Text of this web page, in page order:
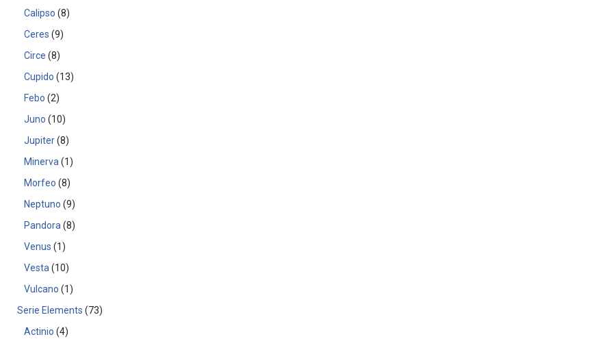
Calipso 8
Ceres 9
Circe 8
Cupido
13
Febo 2
Juno
10
Jupiter 8
Minerva
1
Morfeo 8
Neptuno 9
Pandora 8
Venus
1
Vesta
10
Vulcano
1
Serie Elements
73
Actinio 4